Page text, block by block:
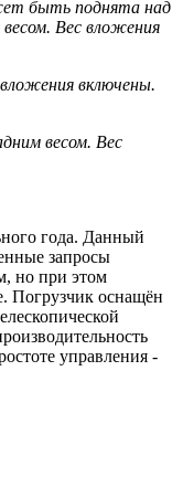
быть поднята над
Вес вложения
включены.
весом. Вес
года. Данный
запросы
но при этом
Погрузчик оснащён
управления -